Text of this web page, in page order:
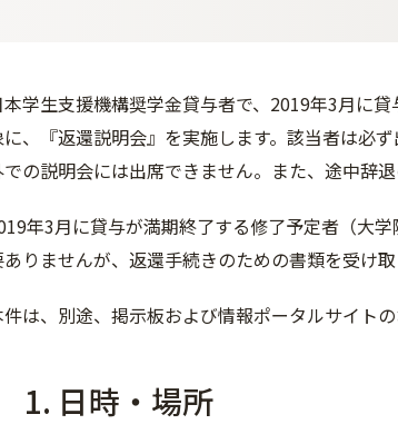
学生支援機構奨学金貸与者で、2019年3月に
、『返還説明会』を実施します。該当者は必
の説明会には出席できません。また、途中辞退
年3月に貸与が満期終了する修了予定者（大
りませんが、返還手続きのための書類を受け取
は、別途、掲示板および情報ポータルサイト
1. 日時・場所